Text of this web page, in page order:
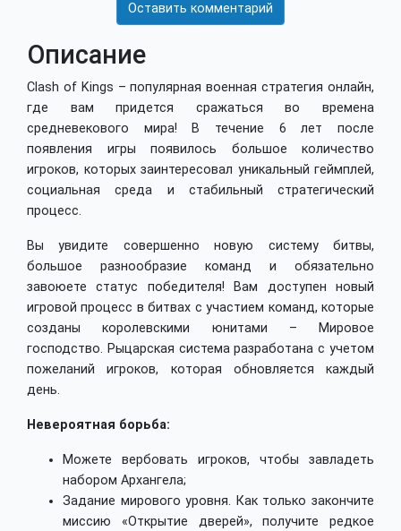
Оставить комментарий
Описание
Clash of Kings – популярная военная стратегия онлайн,
где вам придется сражаться во времена
средневекового мира! В течение 6 лет после
появления игры появилось большое количество
игроков, которых заинтересовал уникальный геймплей,
социальная среда и стабильный стратегический
процесс.
Вы увидите совершенно новую систему битвы,
большое разнообразие команд и обязательно
завоюете статус победителя! Вам доступен новый
игровой процесс в битвах с участием команд, которые
созданы королевскими юнитами – Мировое
господство. Рыцарская система разработана с учетом
пожеланий игроков, которая обновляется каждый
день.
Невероятная борьба:
Можете вербовать игроков, чтобы завладеть
набором Архангела;
Задание мирового уровня. Как только закончите
миссию «Открытие дверей», получите редкое